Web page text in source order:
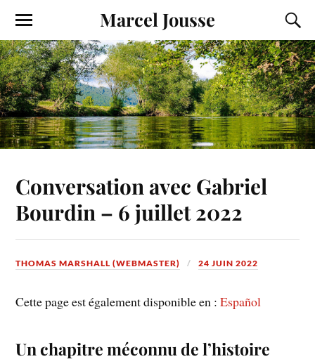
Marcel Jousse
Conversation avec Gabriel
Bourdin – 6 juillet 2022
THOMAS MARSHALL (WEBMASTER) 24 JUIN 2022
Cette page est également disponible en :Español
Un chapitre méconnu de l’histoire